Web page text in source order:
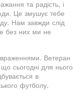
та радість, і
Це змушує тебе
Нам завжди слід
без них ми не
враженнями. Ветеран
що сьогодні для нього
в
футболу.